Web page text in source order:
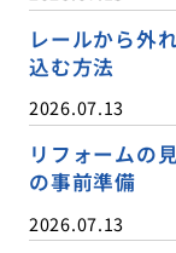
レールから外
込む方法
2026.07.13
リフォームの
の事前準備
2026.07.13